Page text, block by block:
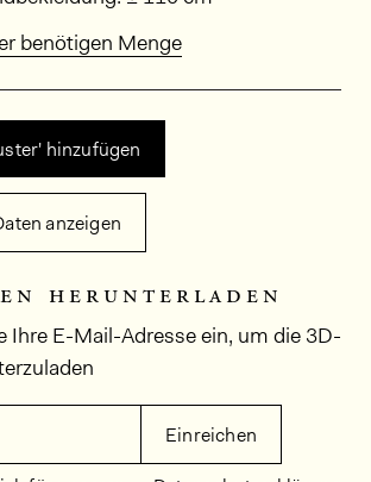
benötigen Menge
hinzufügen
anzeigen
herunterladen
Ihre E-Mail-Adresse ein, um die 3D-
Einreichen